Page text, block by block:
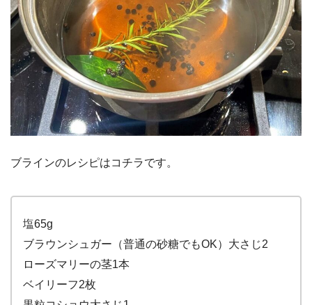
ブラインのレシピはコチラです。
塩65g
ブラウンシュガー（普通の砂糖でもOK）大さじ2
ローズマリーの茎1本
ベイリーフ2枚